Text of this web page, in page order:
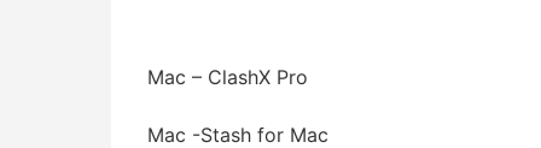
Mac – ClashX Pro
Mac -Stash for Mac